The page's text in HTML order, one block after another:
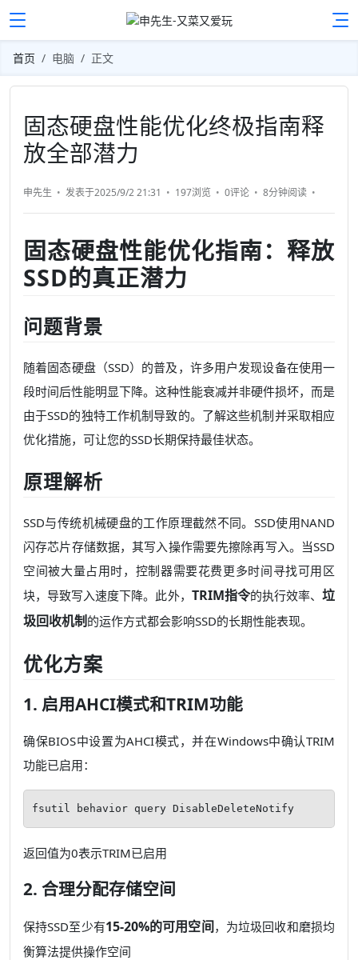
首页 电脑 正文
固态硬盘性能优化终极指南释
放全部潜力
申先生 发表于2025/9/2 21:31 197浏览 0评论 8分钟阅读
固态硬盘性能优化指南：释放
SSD的真正潜力
问题背景
随着固态硬盘（SSD）的普及，许多用户发现设备在使用一
段时间后性能明显下降。这种性能衰减并非硬件损坏，而是
由于SSD的独特工作机制导致的。了解这些机制并采取相应
优化措施，可让您的SSD长期保持最佳状态。
原理解析
SSD与传统机械硬盘的工作原理截然不同。SSD使用NAND
闪存芯片存储数据，其写入操作需要先擦除再写入。当SSD
空间被大量占用时，控制器需要花费更多时间寻找可用区
块，导致写入速度下降。此外， TRIM指令的执行效率、垃
圾回收机制 的运作方式都会影响SSD的长期性能表现。
优化方案
1. 启用AHCI模式和TRIM功能
确保BIOS中设置为AHCI模式，并在Windows中确认TRIM
功能已启用：
fsutil behavior query DisableDeleteNotify
返回值为0表示TRIM已启用
2. 合理分配存储空间
保持SSD至少有15-20%的可用空间，为垃圾回收和磨损均
衡算法提供操作空间